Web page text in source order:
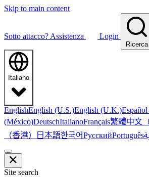
Skip to main content
Sotto attacco? Assistenza Login
Ricerca
Italiano
EnglishEnglish (U.S.)English (U.K.)
(México)DeutschItalianoFrançais繁體中文
（香港） 日本語한국어РусскийPortuguês
Site search